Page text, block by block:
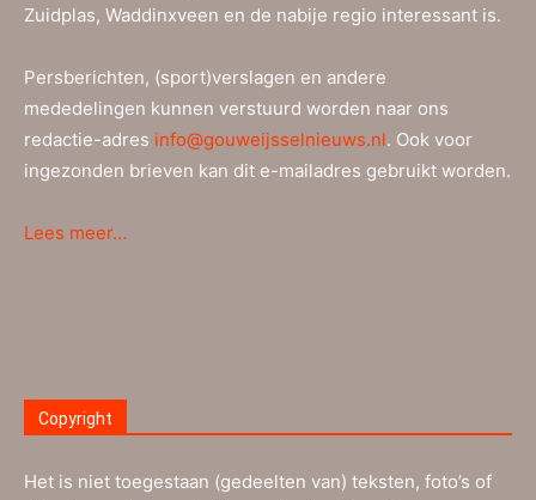
Zuidplas, Waddinxveen en de nabije regio interessant is.
Persberichten, (sport)verslagen en andere
mededelingen kunnen verstuurd worden naar ons
redactie-adres info@gouweijsselnieuws.nl. Ook voor
ingezonden brieven kan dit e-mailadres gebruikt worden.
Lees meer…
Copyright
Het is niet toegestaan (gedeelten van) teksten, foto’s of